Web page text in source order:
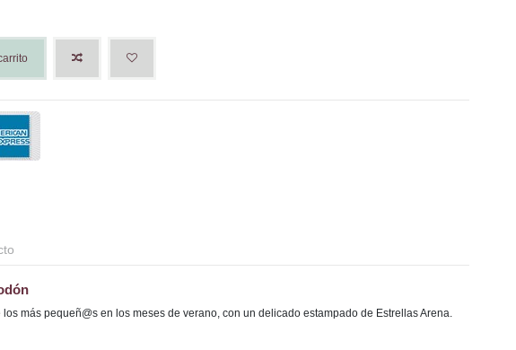
más pequeñ@s en los meses de verano, con un delicado estampado de Estrellas Arena.